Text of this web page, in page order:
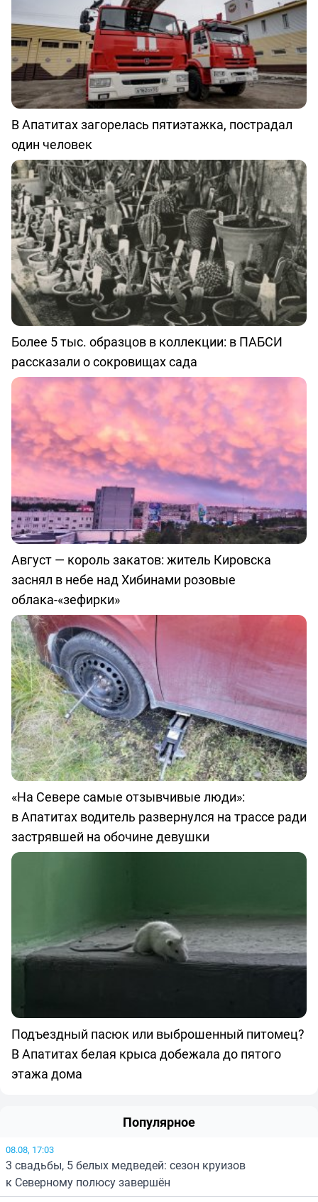
В Апатитах загорелась пятиэтажка, пострадал
один человек
Более 5 тыс. образцов в коллекции: в ПАБСИ
рассказали о сокровищах сада
Август — король закатов: житель Кировска
заснял в небе над Хибинами розовые
облака-«зефирки»
«На Севере самые отзывчивые люди»:
в Апатитах водитель развернулся на трассе ради
застрявшей на обочине девушки
Подъездный пасюк или выброшенный питомец?
В Апатитах белая крыса добежала до пятого
этажа дома
Популярное
08.08, 17:03
3 свадьбы, 5 белых медведей: сезон круизов
к Северному полюсу завершён